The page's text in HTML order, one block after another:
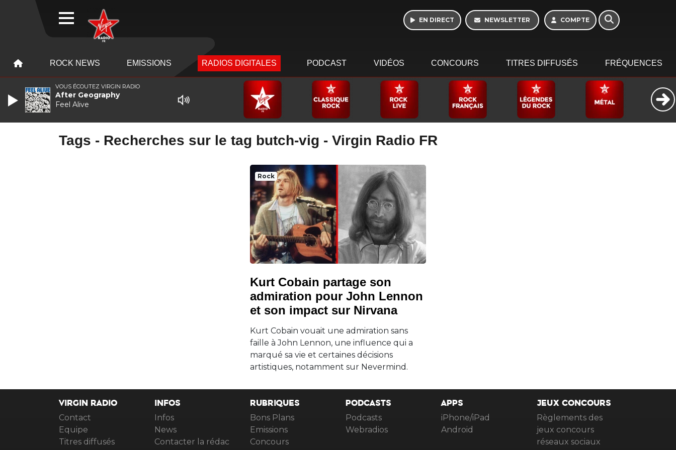
EN DIRECT NEWSLETTER COMPTE
ROCK NEWS EMISSIONS RADIOS DIGITALES PODCAST VIDÉOS CONCOURS TITRES DIFFUSÉS FRÉQUENCES
Tags - Recherches sur le tag butch-vig - Virgin Radio FR
Rock
Kurt Cobain partage son
admiration pour John Lennon
et son impact sur Nirvana
Kurt Cobain vouait une admiration sans
faille à John Lennon, une influence qui a
marqué sa vie et certaines décisions
artistiques, notamment sur Nevermind.
VIRGIN RADIO
Contact
Equipe
Titres diffusés
INFOS
Infos
News
Contacter la rédac
RUBRIQUES
Bons Plans
Emissions
Concours
PODCASTS
Podcasts
Webradios
APPS
iPhone/iPad
Android
JEUX CONCOURS
Règlements des
jeux concours
réseaux sociaux
VOUS ÉCOUTEZ VIRGIN RADIO
After Geography
Feel Alive
WEBRADIO